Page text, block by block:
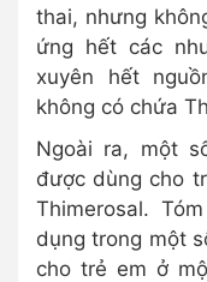
thai, nhưng
ứng hết các
xuyên hết
không có chứa
Ngoài ra, một
được dùng cho
Thimerosal.
dụng trong một
cho trẻ em ở